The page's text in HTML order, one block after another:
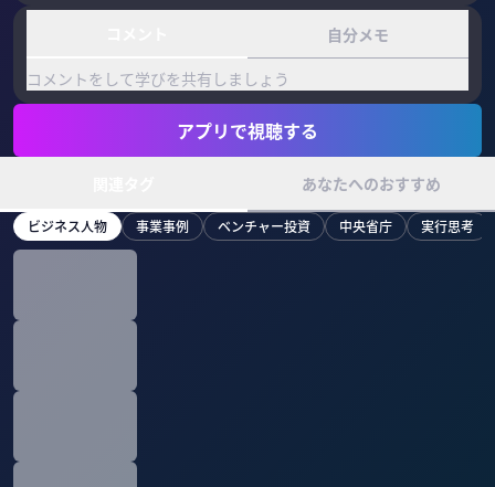
自分メモ
コメントをして学びを共有しましょう
アプリで視聴する
あなたへのおすすめ
ビジネス人物 事業事例 ベンチャー投資 中央省庁 実行思考